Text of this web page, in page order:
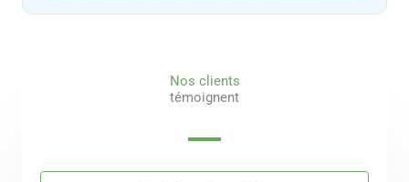
Nos clients
témoignent